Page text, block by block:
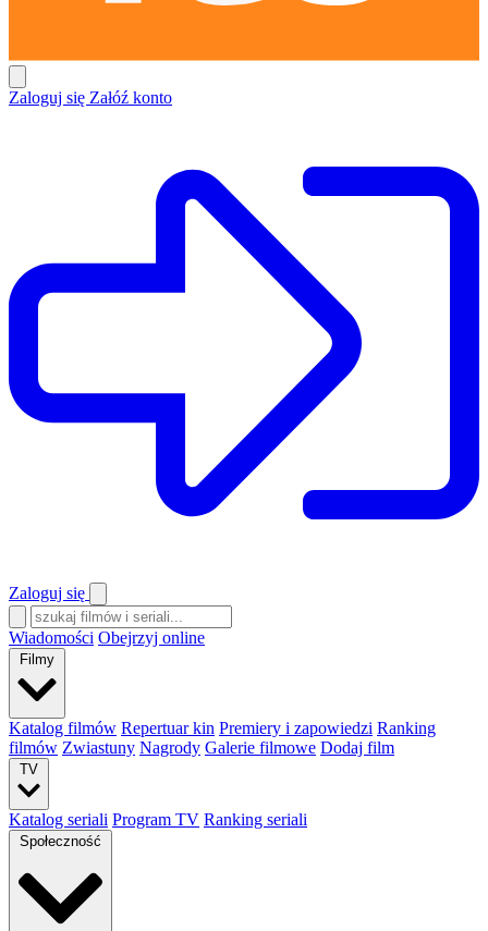
Zaloguj się Załóź konto
Zaloguj się
Wiadomości Obejrzyj online
Filmy
Katalog filmów Repertuar kin Premiery i zapowiedzi Ranking
filmów Zwiastuny Nagrody Galerie filmowe Dodaj film
TV
Katalog seriali Program TV Ranking seriali
Społeczność